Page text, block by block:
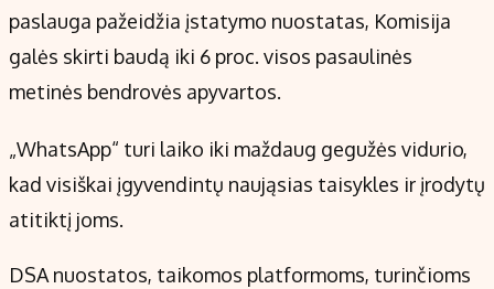
paslauga pažeidžia įstatymo nuostatas, Komisija
galės skirti baudą iki 6 proc. visos pasaulinės
metinės bendrovės apyvartos.
„WhatsApp“ turi laiko iki maždaug gegužės vidurio,
kad visiškai įgyvendintų naująsias taisykles ir įrodytų
atitiktį joms.
DSA nuostatos, taikomos platformoms, turinčioms